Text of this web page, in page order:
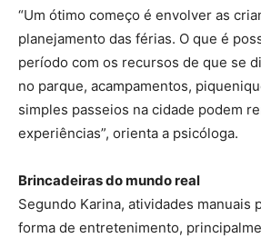
“Um ótimo começo é envolver as
planejamento das férias. O que é
período com os recursos de que se
no parque, acampamentos,
simples passeios na cidade podem
experiências”, orienta a psicóloga.
Brincadeiras do mundo real
Segundo Karina, atividades manuais
forma de entretenimento,